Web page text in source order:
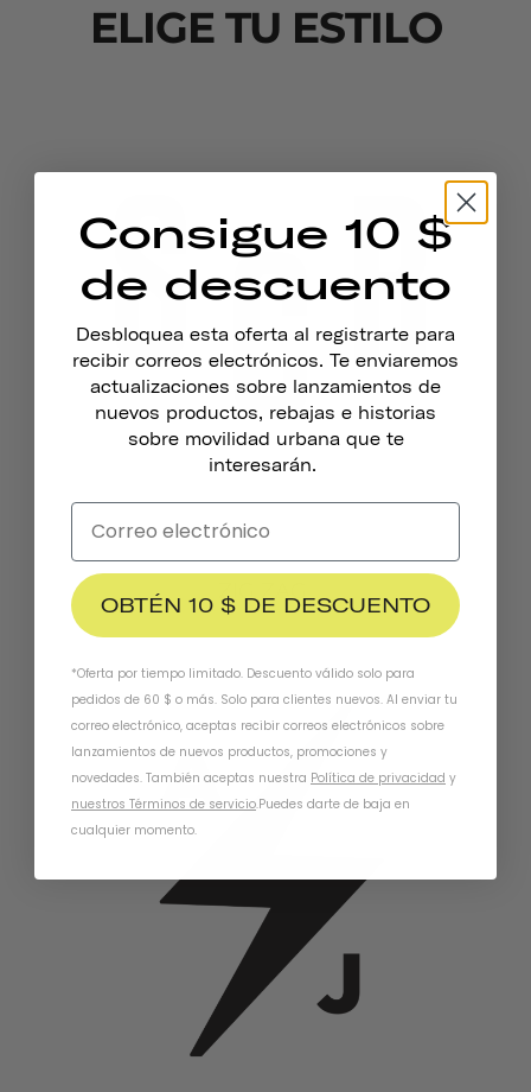
ELIGE TU ESTILO
ZIG ZAG
Consigue 10 $
de descuento
Desbloquea esta oferta al registrarte para
recibir correos electrónicos. Te enviaremos
actualizaciones sobre lanzamientos de
nuevos productos, rebajas e historias
sobre movilidad urbana que te
interesarán.
OBTÉN 10 $ DE DESCUENTO
*Oferta por tiempo limitado. Descuento válido solo para
pedidos de 60 $ o más. Solo para clientes nuevos. Al enviar tu
correo electrónico, aceptas recibir correos electrónicos sobre
lanzamientos de nuevos productos, promociones y
novedades. También aceptas nuestra Política de privacidad y
nuestros Términos de servicio.Puedes darte de baja en
cualquier momento.